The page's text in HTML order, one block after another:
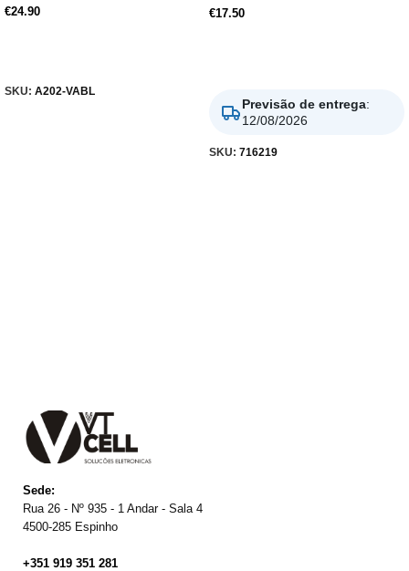
€24.90
SKU: A202-VABL
€17.50
Previsão de entrega:
12/08/2026
SKU: 716219
Sede:
Rua 26 - Nº 935 - 1 Andar - Sala 4
4500-285 Espinho
+351 919 351 281